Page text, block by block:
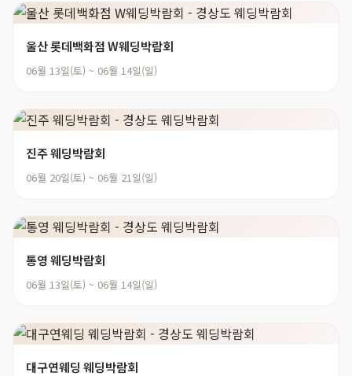
울산 롯데백화점 W웨딩박람회
06월 13일(토) ~ 06월 14일(일)
진주 웨딩박람회
06월 20일(토) ~ 06월 21일(일)
통영 웨딩박람회
06월 13일(토) ~ 06월 14일(일)
대구연웨딩 웨딩박람회